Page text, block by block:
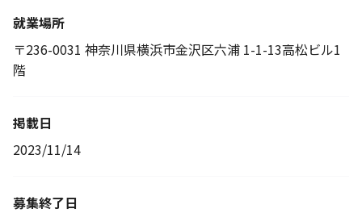
就業場所
〒236-0031 神奈川県横浜市金沢区六浦 1-1-13高松ビル1
階
掲載日
2023/11/14
募集終了日